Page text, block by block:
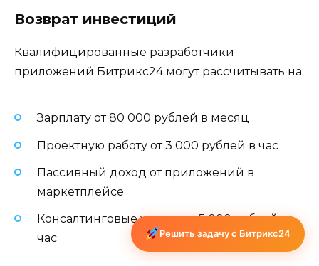
Возврат инвестиций
Квалифицированные разработчики
приложений Битрикс24 могут рассчитывать на:
Зарплату от 80 000 рублей в месяц
Проектную работу от 3 000 рублей в час
Пассивный доход от приложений в
маркетплейсе
Консалтинговые услуги от 5 000 рублей в
час
Решить задачу с Битрикс24